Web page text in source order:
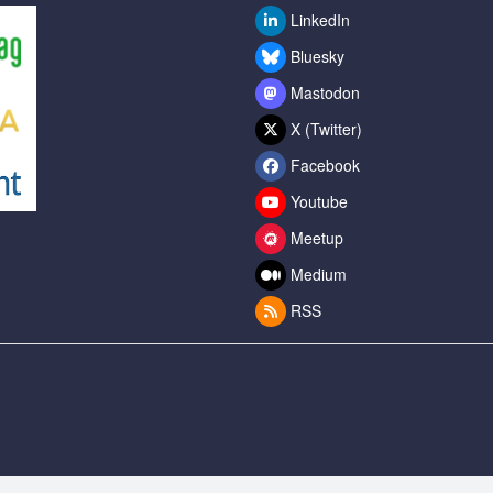
LinkedIn
Bluesky
Mastodon
X (Twitter)
Facebook
Youtube
Meetup
Medium
RSS